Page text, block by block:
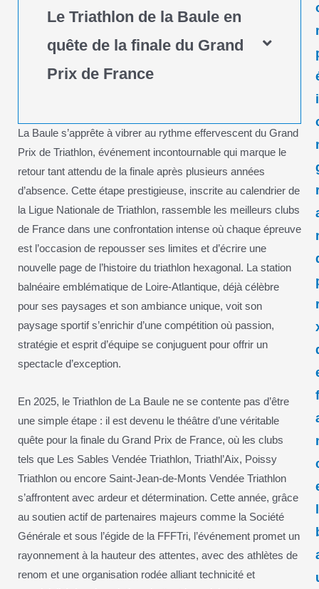
Le Triathlon de la Baule en
quête de la finale du Grand
Prix de France
La Baule s’apprête à vibrer au rythme effervescent du Grand
Prix de Triathlon, événement incontournable qui marque le
retour tant attendu de la finale après plusieurs années
d’absence. Cette étape prestigieuse, inscrite au calendrier de
la Ligue Nationale de Triathlon, rassemble les meilleurs clubs
de France dans une confrontation intense où chaque épreuve
est l’occasion de repousser ses limites et d’écrire une
nouvelle page de l’histoire du triathlon hexagonal. La station
balnéaire emblématique de Loire-Atlantique, déjà célèbre
pour ses paysages et son ambiance unique, voit son
paysage sportif s’enrichir d’une compétition où passion,
stratégie et esprit d’équipe se conjuguent pour offrir un
spectacle d’exception.
En 2025, le Triathlon de La Baule ne se contente pas d’être
une simple étape : il est devenu le théâtre d’une véritable
quête pour la finale du Grand Prix de France, où les clubs
tels que Les Sables Vendée Triathlon, Triathl’Aix, Poissy
Triathlon ou encore Saint-Jean-de-Monts Vendée Triathlon
s’affrontent avec ardeur et détermination. Cette année, grâce
au soutien actif de partenaires majeurs comme la Société
Générale et sous l’égide de la FFFTri, l’événement promet un
rayonnement à la hauteur des attentes, avec des athlètes de
renom et une organisation rodée alliant technicité et